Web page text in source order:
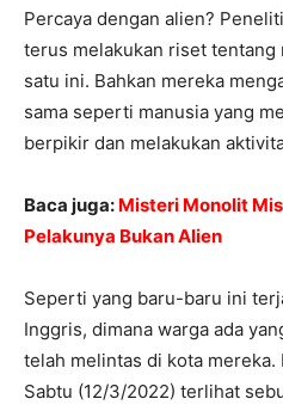
Percaya dengan alien?
terus melakukan riset tentang
satu ini. Bahkan mereka
sama seperti manusia yang
berpikir dan melakukan
Baca juga: Misteri Monolit
Pelakunya Bukan Alien
Seperti yang baru-baru ini
Inggris, dimana warga ada
telah melintas di kota mereka.
Sabtu (12/3/2022) terlihat